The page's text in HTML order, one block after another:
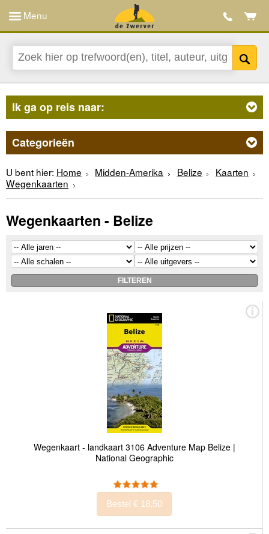
Menu
Ik ga op reis naar:
Categorieën
U bent hier: Home Midden-Amerika Belize
Kaarten
Wegenkaarten
Wegenkaarten - Belize
Wegenkaart - landkaart 3106 Adventure Map Belize |
National Geographic
Bestel € 18,50